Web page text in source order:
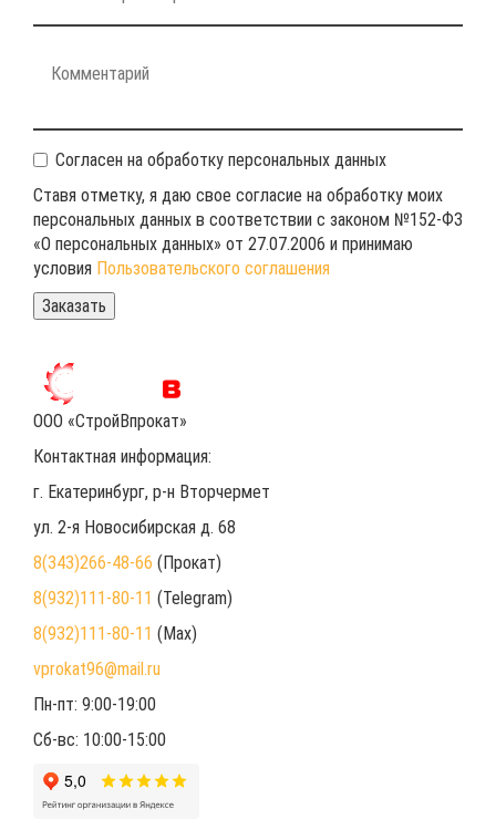
Согласен на обработку персональных данных
Ставя отметку, я даю свое согласие на обработку моих
персональных данных в соответствии с законом №152-ФЗ
«О персональных данных» от 27.07.2006 и принимаю
условия Пользовательского соглашения
ООО «СтройВпрокат»
Контактная информация:
г. Екатеринбург, р-н Вторчермет
ул. 2-я Новосибирская д. 68
8(343)266-48-66 (Прокат)
8(932)111-80-11 (Telegram)
8(932)111-80-11 (Max)
vprokat96@mail.ru
Пн-пт: 9:00-19:00
Сб-вс: 10:00-15:00